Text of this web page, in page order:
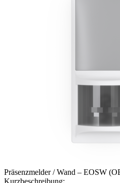
Präsenzmelder / Wand – EOSW